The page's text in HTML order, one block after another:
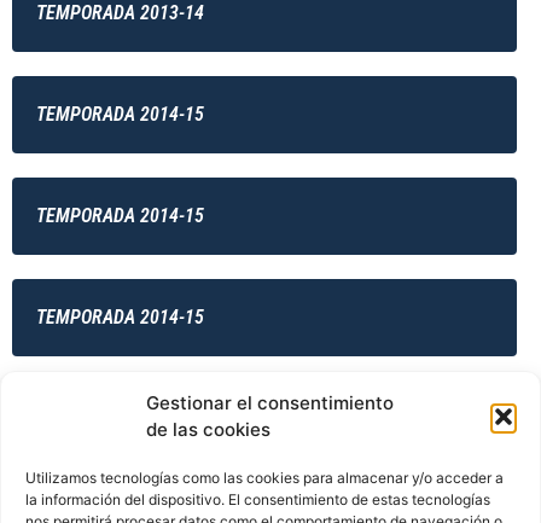
Gestionar el consentimiento
de las cookies
Utilizamos tecnologías como las cookies para almacenar y/o acceder a
la información del dispositivo. El consentimiento de estas tecnologías
TEMPORADA 2013-14
TEMPORADA 2014-15
TEMPORADA 2014-15
TEMPORADA 2014-15
TEMPORADA 2014-15